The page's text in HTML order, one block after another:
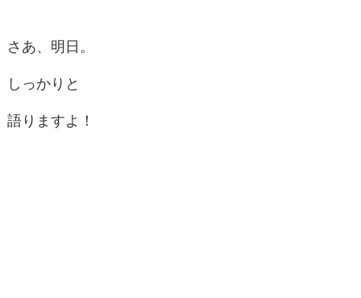
さあ、明日。
しっかりと
語りますよ！